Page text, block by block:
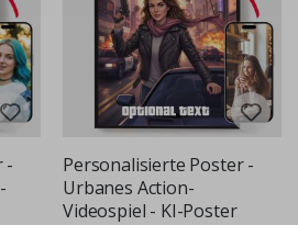
-
Personalisierte Poster -
Urbanes Action-
Videospiel - KI-Poster